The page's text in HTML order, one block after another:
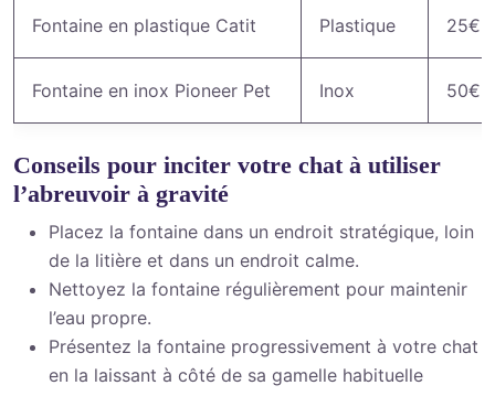
Fontaine en plastique Catit Plastique 25€
Fontaine en inox Pioneer Pet Inox 50€
Conseils pour inciter votre chat à utiliser
l’abreuvoir à gravité
Placez la fontaine dans un endroit stratégique, loin
de la litière et dans un endroit calme.
Nettoyez la fontaine régulièrement pour maintenir
l’eau propre.
Présentez la fontaine progressivement à votre chat
en la laissant à côté de sa gamelle habituelle